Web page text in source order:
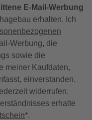
E-Mail-Werbung
erhalten. Ich
Werbung, die
sowie die
meiner Kaufdaten,
einverstanden.
widerrufen.
erhalte
*.